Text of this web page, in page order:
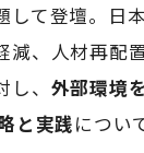
して登壇。日
減、人材再配
、 外部環境
と実践につい